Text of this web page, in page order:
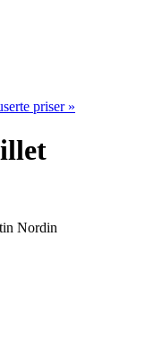
priser »
Nordin